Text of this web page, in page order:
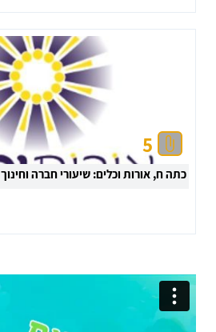
5
כתה ח, אורות וכלים: שיעורי חברה וחינוך